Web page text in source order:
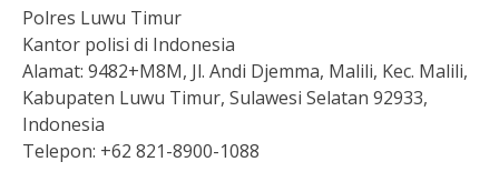
Polres Luwu Timur
Kantor polisi di Indonesia
Alamat: 9482+M8M, Jl. Andi Djemma, Malili, Kec. Malili,
Kabupaten Luwu Timur, Sulawesi Selatan 92933,
Indonesia
Telepon: +62 821-8900-1088